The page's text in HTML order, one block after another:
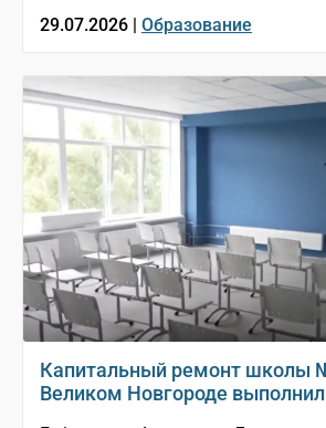
29.07.2026 | Образование
Капитальный ремонт школы
Великом Новгороде